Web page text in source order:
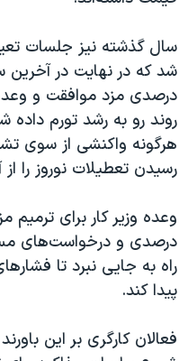
سال گذشته نیز جلسات
درصدی مزد موافقت و
روند رو به رشد تورم
هرگونه واکنشی از سوی
رسیدن تعطیلات نوروز را از
درصدی و درخواست‌‌های
راه به جایی نبرد تا
پیدا کند.
فعالان کارگری بر این